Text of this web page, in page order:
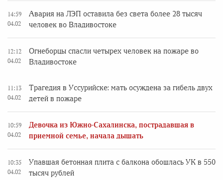
14:59
04.02
Авария на ЛЭП оставила без света более 28 тысяч
человек во Владивостоке
12:12
04.02
Огнеборцы спасли четырех человек на пожаре во
Владивостоке
11:13
04.02
Трагедия в Уссурийске: мать осуждена за гибель двух
детей в пожаре
10:59
04.02
Девочка из Южно-Сахалинска, пострадавшая в
приемной семье, начала дышать
10:35
04.02
Упавшая бетонная плита с балкона обошлась УК в 550
тысяч рублей